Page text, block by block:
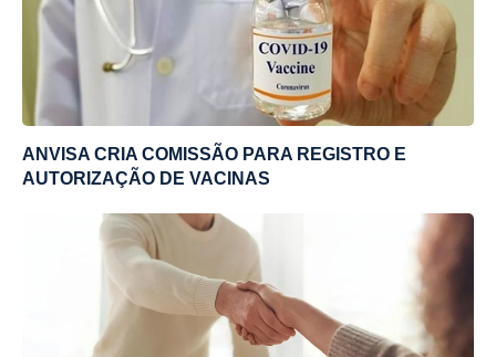
ANVISA CRIA COMISSÃO PARA REGISTRO E
AUTORIZAÇÃO DE VACINAS